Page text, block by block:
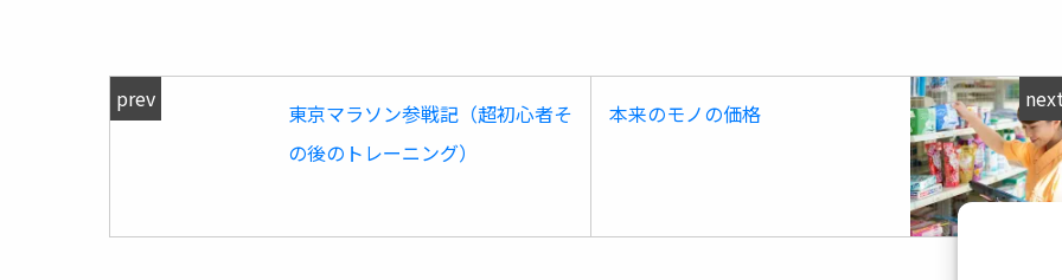
prev
東京マラソン参戦記（超初心者そ
の後のトレーニング）
本来のモノの価格